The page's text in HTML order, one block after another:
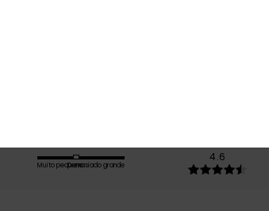
Muito pequenoDemasiado grande
4.6